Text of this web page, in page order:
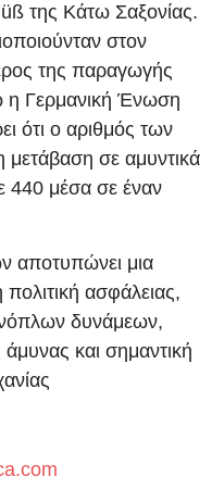
της Κάτω Σαξονίας.
στον
της παραγωγής
η Γερμανική Ένωση
ότι ο αριθμός των
μετάβαση σε αμυντικά
440 μέσα σε έναν
αποτυπώνει μια
ασφάλειας,
δυνάμεων,
και σημαντική